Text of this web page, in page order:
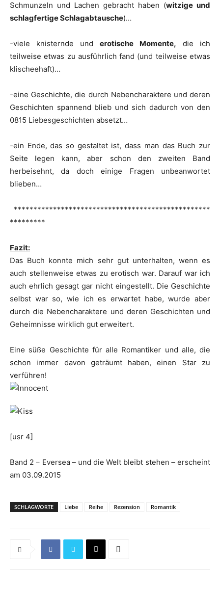
Schmunzeln und Lachen gebracht haben (witzige und
schlagfertige Schlagabtausche)…
-viele knisternde und erotische Momente, die ich
teilweise etwas zu ausführlich fand (und teilweise etwas
klischeehaft)…
-eine Geschichte, die durch Nebencharaktere und deren
Geschichten spannend blieb und sich dadurch von den
0815 Liebesgeschichten absetzt…
-ein Ende, das so gestaltet ist, dass man das Buch zur
Seite legen kann, aber schon den zweiten Band
herbeisehnt, da doch einige Fragen unbeanwortet
blieben…
**************************************************
*********
Fazit:
Das Buch konnte mich sehr gut unterhalten, wenn es
auch stellenweise etwas zu erotisch war. Darauf war ich
auch ehrlich gesagt gar nicht eingestellt. Die Geschichte
selbst war so, wie ich es erwartet habe, wurde aber
durch die Nebencharaktere und deren Geschichten und
Geheimnisse wirklich gut erweitert.
Eine süße Geschichte für alle Romantiker und alle, die
schon immer davon geträumt haben, einen Star zu
verführen!
[usr 4]
Band 2 – Eversea – und die Welt bleibt stehen – erscheint
am 03.09.2015
SCHLAGWORTE Liebe Reihe Rezension Romantik